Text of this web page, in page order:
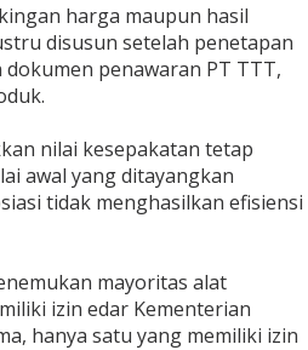
harga maupun hasil
disusun setelah penetapan
penawaran PT TTT,
nilai kesepakatan tetap
awal yang ditayangkan
tidak menghasilkan efisiensi
mayoritas alat
izin edar Kementerian
hanya satu yang memiliki izin